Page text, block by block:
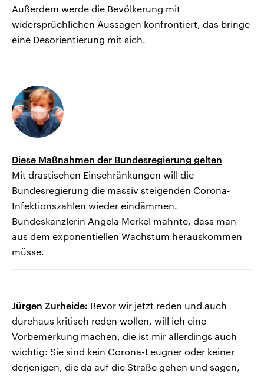
Außerdem werde die Bevölkerung mit
widersprüchlichen Aussagen konfrontiert, das bringe
eine Desorientierung mit sich.
Diese Maßnahmen der Bundesregierung gelten
Mit drastischen Einschränkungen will die
Bundesregierung die massiv steigenden Corona-
Infektionszahlen wieder eindämmen.
Bundeskanzlerin Angela Merkel mahnte, dass man
aus dem exponentiellen Wachstum herauskommen
müsse.
Jürgen Zurheide: Bevor wir jetzt reden und auch
durchaus kritisch reden wollen, will ich eine
Vorbemerkung machen, die ist mir allerdings auch
wichtig: Sie sind kein Corona-Leugner oder keiner
derjenigen, die da auf die Straße gehen und sagen,